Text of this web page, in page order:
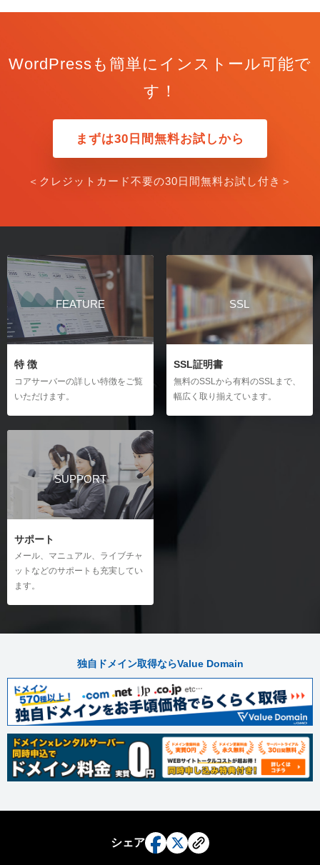
WordPressも簡単にインストール可能で
す！
まずは30日間無料お試しから
＜クレジットカード不要の30日間無料お試し付き＞
FEATURE
特 徴
コアサーバーの詳しい特徴をご覧
いただけます。
SSL
SSL証明書
無料のSSLから有料のSSLまで、
幅広く取り揃えています。
SUPPORT
サポート
メール、マニュアル、ライブチャ
ットなどのサポートも充実してい
ます。
独自ドメイン取得ならValue Domain
シェア